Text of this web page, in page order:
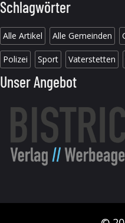
Schlagwörter
Alle Artikel Alle Gemeinden
Polizei Sport Vaterstetten
Unser Angebot